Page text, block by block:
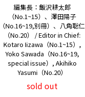
編集長：飯沢耕太郎
（No.1~15）、澤田陽子
（No.16~19,別冊）、八角聡仁
（No.20） / Editor in Chief:
Kotaro Iizawa（No.1~15）,
Yoko Sawada（No.16~19,
special issue）, Akihiko
Yasumi（No.20）
sold out